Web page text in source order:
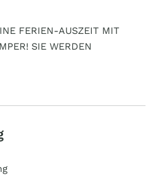
FERIEN-AUSZEIT MIT
SIE WERDEN